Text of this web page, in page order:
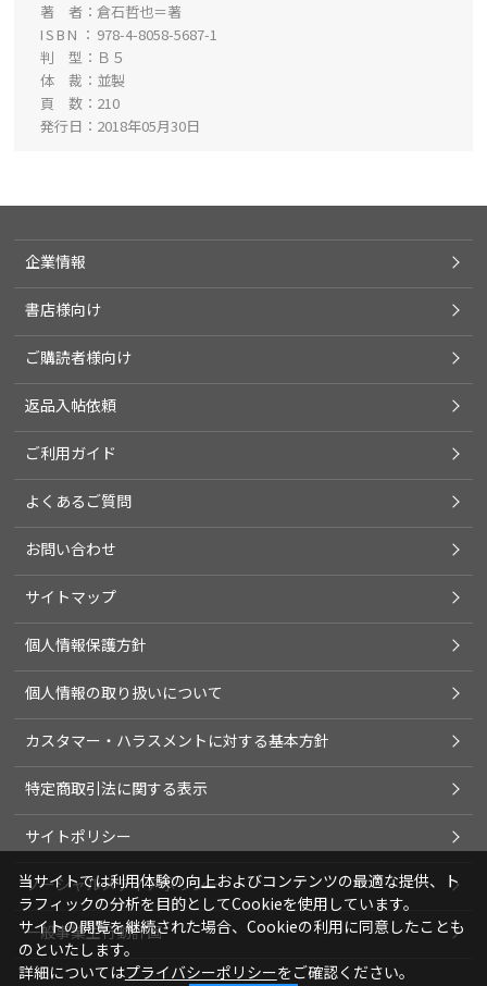
著 者
倉石哲也＝著
ISBN
978-4-8058-5687-1
判 型
Ｂ５
体 裁
並製
頁 数
210
発行日
2018年05月30日
企業情報
書店様向け
ご購読者様向け
返品入帖依頼
ご利用ガイド
よくあるご質問
お問い合わせ
サイトマップ
個人情報保護方針
個人情報の取り扱いについて
カスタマー・ハラスメントに対する基本方針
特定商取引法に関する表示
サイトポリシー
ソーシャルメディアポリシー
一般事業主行動計画
当サイトでは利用体験の向上およびコンテンツの最適な提供、ト
ラフィックの分析を目的としてCookieを使用しています。
サイトの閲覧を継続された場合、Cookieの利用に同意したことも
のといたします。
詳細についてはプライバシーポリシーをご確認ください。